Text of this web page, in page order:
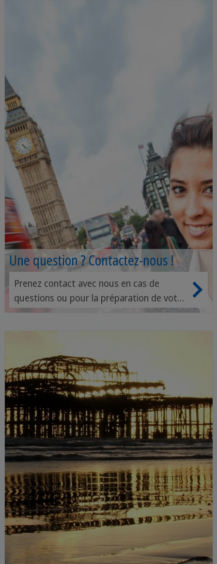
Une question ? Contactez-nous !
Prenez contact avec nous en cas de
questions ou pour la préparation de votre
voyage en Angleterre